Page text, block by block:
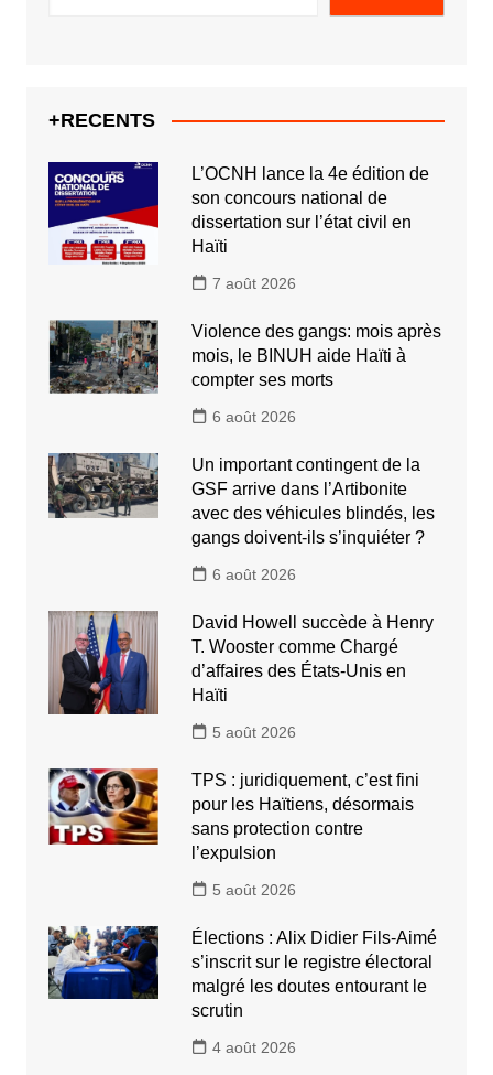
+RECENTS
L’OCNH lance la 4e édition de
son concours national de
dissertation sur l’état civil en
Haïti
7 août 2026
Violence des gangs: mois après
mois, le BINUH aide Haïti à
compter ses morts
6 août 2026
Un important contingent de la
GSF arrive dans l’Artibonite
avec des véhicules blindés, les
gangs doivent-ils s’inquiéter ?
6 août 2026
David Howell succède à Henry
T. Wooster comme Chargé
d’affaires des États-Unis en
Haïti
5 août 2026
TPS : juridiquement, c’est fini
pour les Haïtiens, désormais
sans protection contre
l’expulsion
5 août 2026
Élections : Alix Didier Fils-Aimé
s’inscrit sur le registre électoral
malgré les doutes entourant le
scrutin
4 août 2026